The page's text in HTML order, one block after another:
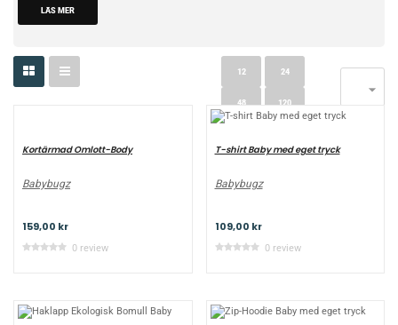
LÄS MER
12 24
48 120

Kortärmad Omlott-Body
Babybugz
159,00 kr
0 review
T-shirt Baby med eget tryck
Babybugz
109,00 kr
0 review